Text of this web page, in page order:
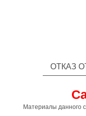
ОТКАЗ
Материалы данного